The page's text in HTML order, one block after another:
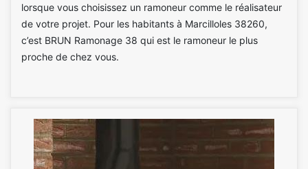
lorsque vous choisissez un ramoneur comme le réalisateur
de votre projet. Pour les habitants à Marcilloles 38260,
c’est BRUN Ramonage 38 qui est le ramoneur le plus
proche de chez vous.